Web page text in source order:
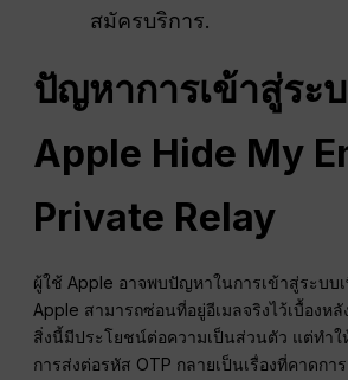
สมัครบริการ.
ปัญหาการเข้าสู่ระ
Apple Hide My
Private Relay
ผู้ใช้ Apple อาจพบปัญหาในการเข้าสู่ระบบเ
Apple สามารถซ่อนที่อยู่อีเมลจริงไว้เบื้องห
สิ่งนี้มีประโยชน์ต่อความเป็นส่วนตัว แต่ทำ
การส่งต่อรหัส OTP กลายเป็นเรื่องที่คาดก